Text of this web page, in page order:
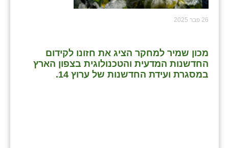
26 פבר 2025
מכון שמיר למחקר הציג את חזונו לקידום
החדשנות המדעית והטכנולוגית בצפון הארץ
במסגרת ועידת החדשנות של ערוץ 14.